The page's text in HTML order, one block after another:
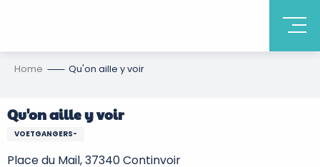
Home Qu'on aille y voir
Qu'on aille y voir
VOETGANGERS-
Place du Mail, 37340 Continvoir